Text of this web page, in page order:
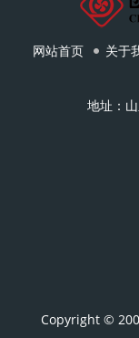
网站首页 关于
地址：
Copyright ©